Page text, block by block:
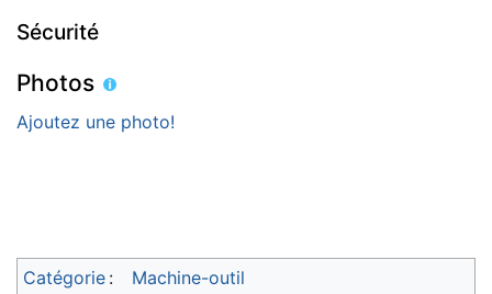
Sécurité
Photos
Ajoutez une photo!
Catégorie : Machine-outil